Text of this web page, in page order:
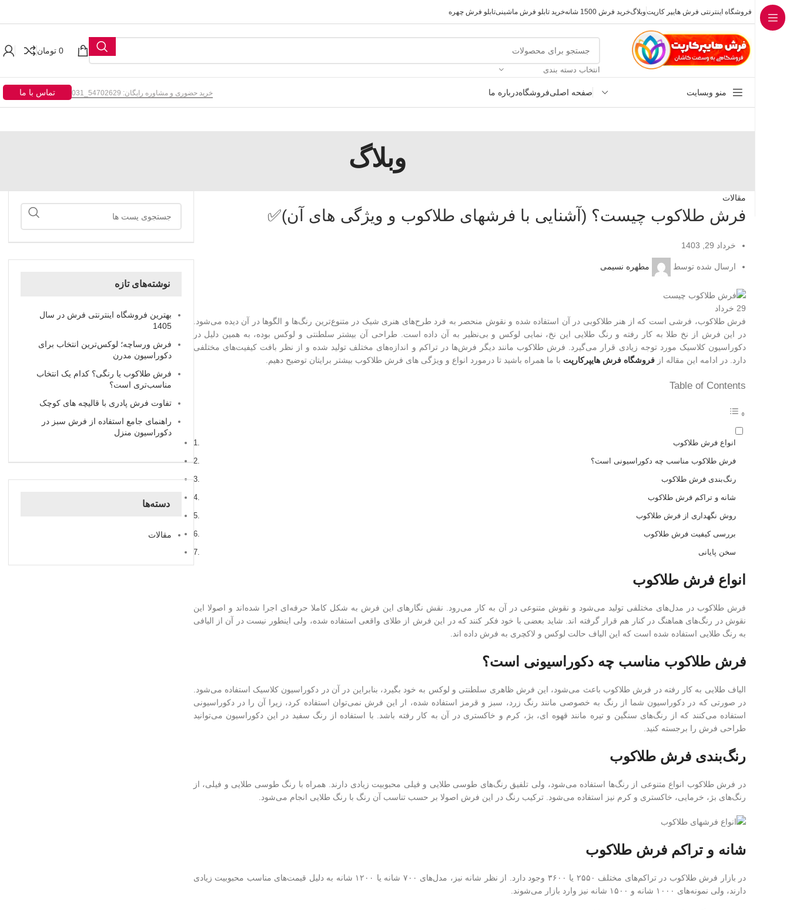
فروشگاه اینترنتی فرش هایپر کارپتوبلاگخرید فرش 1500 شانه خرید تابلو فرش ماشینیتابلو فرش چهره
انتخاب دسته بندی
0 تومان
منو وبسایت صفحه اصلیفروشگاهدرباره ما خرید حضوری و مشاوره رایگان: 54702629_031 تماس با ما
وبلاگ
مقالات
فرش طلاکوب چیست؟ (آشنایی با فرشهای طلاکوب و ویژگی های آن)✅
خرداد 29, 1403
ارسال شده توسط مطهره نسیمی
29 خرداد
فرش طلاکوب، فرشی است که از هنر طلاکوبی در آن استفاده شده و نقوش منحصر به فرد طرح‌های هنری شیک در متنوع‌ترین رنگ‌ها و الگوها در آن دیده می‌شود.
در این فرش از نخ طلا به کار رفته و رنگ طلایی این نخ، نمایی لوکس و بی‌نظیر به آن داده است. طراحی آن بیشتر سلطنتی و لوکس بوده، به همین دلیل در
دکوراسیون کلاسیک مورد توجه زیادی قرار می‌گیرد. فرش طلاکوب مانند دیگر فرش‌ها در تراکم و اندازه‌های مختلف تولید شده و از نظر بافت کیفیت‌های مختلفی
دارد. در ادامه این مقاله از فروشگاه فرش هایپرکارپت با ما همراه باشید تا درمورد انواع و ویژگی های فرش طلاکوب بیشتر برایتان توضیح دهیم.
Table of Contents
انواع فرش طلاکوب
فرش طلاکوب مناسب چه دکوراسیونی است؟
رنگ‌بندی فرش طلاکوب
شانه و تراکم فرش طلاکوب
روش نگهداری از فرش طلاکوب
بررسی کیفیت فرش طلاکوب
سخن پایانی
انواع فرش طلاکوب
فرش طلاکوب در مدل‌های مختلفی تولید می‌شود و نقوش متنوعی در آن به کار می‌رود. نقش نگارهای این فرش به شکل کاملا حرفه‌ای اجرا شده‌اند و اصولا این
نقوش در رنگ‌های هماهنگ در کنار هم قرار گرفته اند. شاید بعضی با خود فکر کنند که در این فرش از طلای واقعی استفاده شده، ولی اینطور نیست در آن از الیافی
به رنگ طلایی استفاده شده است که این الیاف حالت لوکس و لاکچری به فرش داده اند.
فرش طلاکوب مناسب چه دکوراسیونی است؟
الیاف طلایی به کار رفته در فرش طلاکوب باعث می‌شود، این فرش ظاهری سلطنتی و لوکس به خود بگیرد، بنابراین در آن در دکوراسیون کلاسیک استفاده می‌شود.
در صورتی که در دکوراسیون شما از رنگ به خصوصی مانند رنگ زرد، سبز و قرمز استفاده شده، ار این فرش نمی‌توان استفاده کرد، زیرا آن را در دکوراسیونی
استفاده می‌کنند که از رنگ‌های سنگین و تیره مانند قهوه ای، بژ، کرم و خاکستری در آن به کار رفته باشد. با استفاده از رنگ سفید در این دکوراسیون می‌توانید
طراحی فرش را برجسته کنید.
رنگ‌بندی فرش طلاکوب
در فرش طلاکوب انواع متنوعی از رنگ‌ها استفاده می‌شود، ولی تلفیق رنگ‌های طوسی طلایی و فیلی محبوبیت زیادی دارند. همراه با رنگ طوسی طلایی و فیلی، از
رنگ‌های بژ، خرمایی، خاکستری و کرم نیز استفاده می‌شود. ترکیب رنگ در این فرش اصولا بر حسب تناسب آن رنگ با رنگ طلایی انجام می‌شود.
شانه و تراکم فرش طلاکوب
در بازار فرش طلاکوب در تراکم‌های مختلف ۲۵۵۰ یا ۳۶۰۰ وجود دارد. از نظر شانه نیز، مدل‌های ۷۰۰ شانه یا ۱۲۰۰ شانه به دلیل قیمت‌های مناسب محبوبیت زیادی
دارند، ولی نمونه‌های ۱۰۰۰ شانه و ۱۵۰۰ شانه نیز وارد بازار می‌شوند.
نوشته‌های تازه
بهترین فروشگاه اینترنتی فرش در سال
1405
فرش ورساچه؛ لوکس‌ترین انتخاب برای
دکوراسیون مدرن
فرش طلاکوب یا رنگی؟ کدام یک انتخاب
مناسب‌تری است؟
تفاوت فرش پادری با قالیچه‌ های کوچک
راهنمای جامع استفاده از فرش سبز در
دکوراسیون منزل
دسته‌ها
مقالات